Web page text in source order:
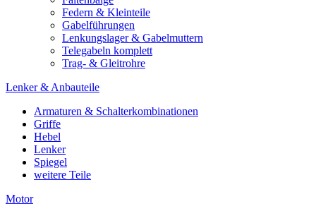
Federn & Kleinteile
Gabelführungen
Lenkungslager & Gabelmuttern
Telegabeln komplett
Trag- & Gleitrohre
Lenker & Anbauteile
Armaturen & Schalterkombinationen
Griffe
Hebel
Lenker
Spiegel
weitere Teile
Motor